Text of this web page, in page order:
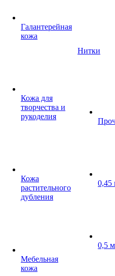
Галантерейная
кожа
Кожа для
творчества и
рукоделия
Кожа
растительного
дубления
Мебельная
кожа
Нитки
0,45
0,5